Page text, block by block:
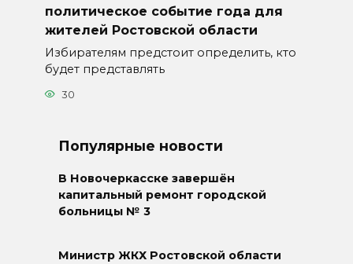
политическое событие года для
жителей Ростовской области
Избирателям предстоит определить, кто
будет представлять
30
Популярные новости
В Новочеркасске завершён
капитальный ремонт городской
больницы № 3
Министр ЖКХ Ростовской области